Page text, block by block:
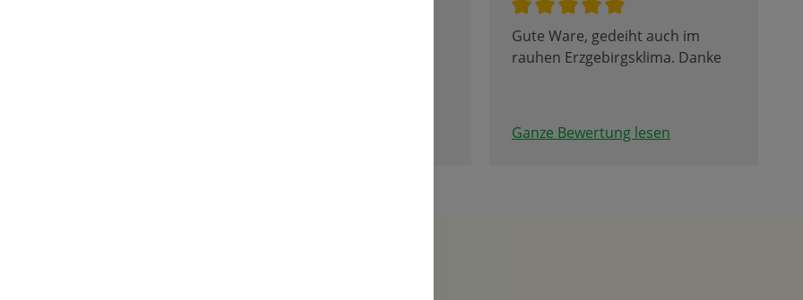
Ostern das Probefeld
übrigens auch
zuvor. Wir haben
Parkplatz ergattert.
der Andrang
lesen
Gute Ware, gedeiht auch im
rauhen Erzgebirgsklima. Danke
Ganze Bewertung lesen